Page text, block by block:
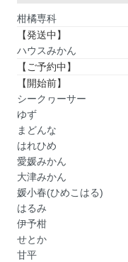
柑橘専科
【発送中】
ハウスみかん
【ご予約中】
【開始前】
シークヮーサー
ゆず
まどんな
はれひめ
愛媛みかん
大津みかん
媛小春(ひめこはる)
はるみ
伊予柑
せとか
甘平